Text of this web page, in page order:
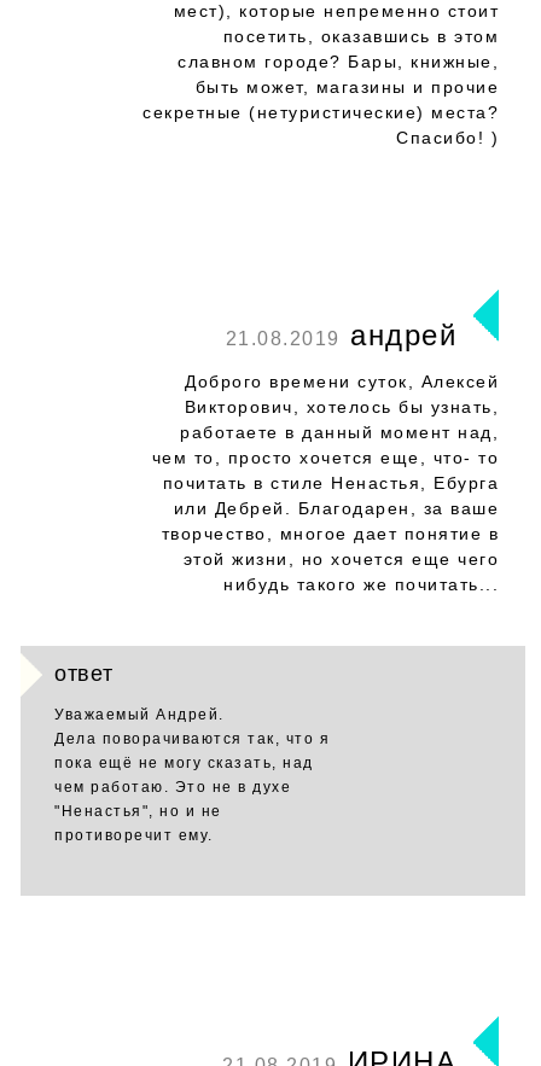
мест), которые непременно стоит
посетить, оказавшись в этом
славном городе? Бары, книжные,
быть может, магазины и прочие
секретные (нетуристические) места?
Спасибо! )
21.08.2019 андрей
Доброго времени суток, Алексей
Викторович, хотелось бы узнать,
работаете в данный момент над,
чем то, просто хочется еще, что- то
почитать в стиле Ненастья, Ебурга
или Дебрей. Благодарен, за ваше
творчество, многое дает понятие в
этой жизни, но хочется еще чего
нибудь такого же почитать...
ответ
Уважаемый Андрей.
Дела поворачиваются так, что я
пока ещё не могу сказать, над
чем работаю. Это не в духе
"Ненастья", но и не
противоречит ему.